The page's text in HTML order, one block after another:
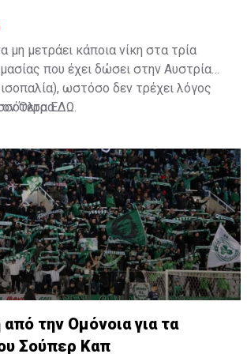
μη μετράει κάποια νίκη στα τρία
που έχει δώσει στην Αυστρία
ωστόσο δεν τρέχει λόγος
Όλτρα.ΕΔΩ
την Ομόνοια για τα
Σούπερ Καπ